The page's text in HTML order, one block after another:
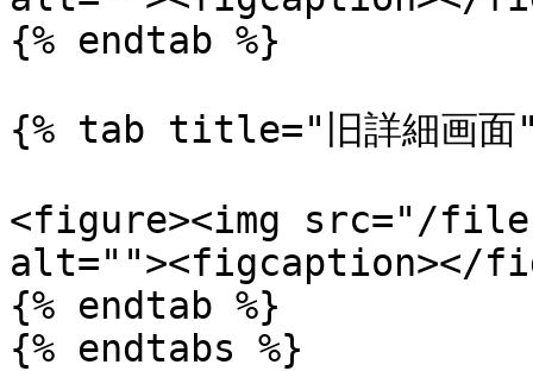
{% endtab %}
{% tab title="旧詳細画面
<figure><img src="/files/
alt=""><figcaption></
{% endtab %}
{% endtabs %}